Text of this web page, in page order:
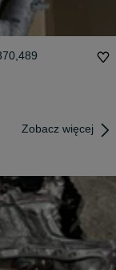
Zobacz więcej